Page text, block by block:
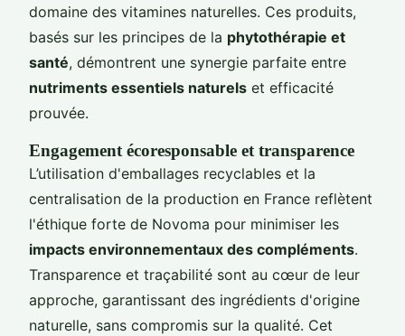
domaine des vitamines naturelles. Ces produits,
basés sur les principes de la phytothérapie et
santé, démontrent une synergie parfaite entre
nutriments essentiels naturels et efficacité
prouvée.
Engagement écoresponsable et transparence
L’utilisation d'emballages recyclables et la
centralisation de la production en France reflètent
l'éthique forte de Novoma pour minimiser les
impacts environnementaux des compléments.
Transparence et traçabilité sont au cœur de leur
approche, garantissant des ingrédients d'origine
naturelle, sans compromis sur la qualité. Cet